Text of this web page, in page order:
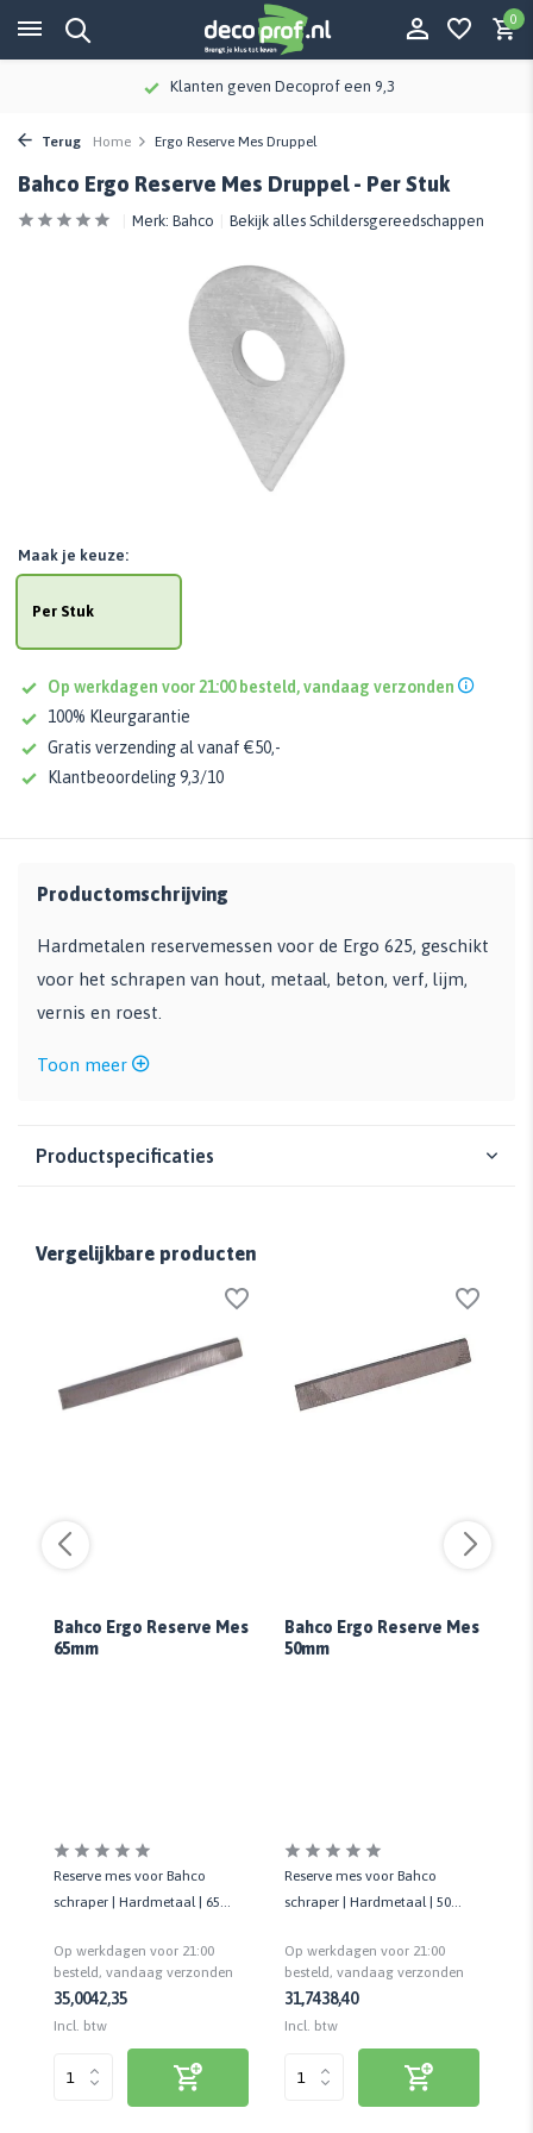
0
Klanten geven Decoprof een 9,3
Terug Home Ergo Reserve Mes Druppel
Bahco Ergo Reserve Mes Druppel - Per Stuk
Merk: Bahco Bekijk alles Schildersgereedschappen
Per Stuk
Maak je keuze:
Op werkdagen voor 21:00 besteld, vandaag verzonden
100% Kleurgarantie
Gratis verzending al vanaf €50,-
Klantbeoordeling 9,3/10
Productomschrijving
Hardmetalen reservemessen voor de Ergo 625, geschikt
voor het schrapen van hout, metaal, beton, verf, lijm,
vernis en roest.
Toon meer
Productspecificaties
Vergelijkbare producten
Bahco Ergo Reserve Mes
65mm
Reserve mes voor Bahco
schraper | Hardmetaal | 65
Op werkdagen voor 21:00
besteld, vandaag verzonden
35,0042,35
Incl. btw
Bahco Ergo Reserve Mes
50mm
Reserve mes voor Bahco
schraper | Hardmetaal | 50
Op werkdagen voor 21:00
besteld, vandaag verzonden
31,7438,40
Incl. btw